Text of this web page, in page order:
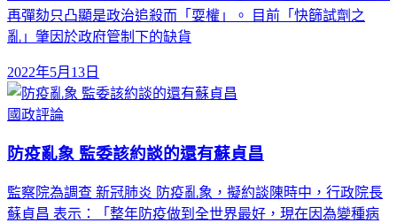
再彈劾只凸顯是政治追殺而「耍權」。 目前「快篩試劑之
亂」肇因於政府管制下的缺貨
2022年5月13日
國政評論
防疫亂象 監委該約談的還有蘇貞昌
監察院為調查 新冠肺炎 防疫亂象，擬約談陳時中，行政院長
蘇貞昌 表示：「整年防疫做到全世界最好，現在因為變種病